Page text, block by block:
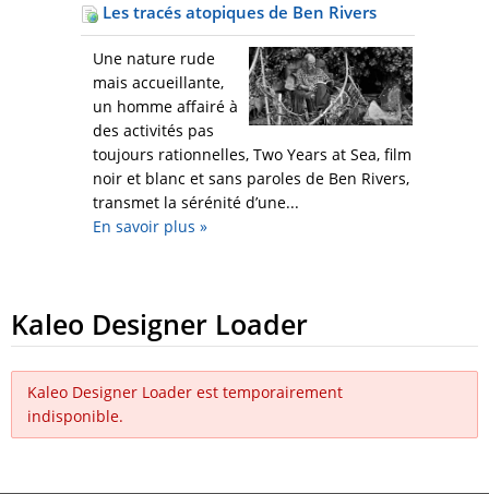
Les tracés atopiques de Ben Rivers
Une nature rude
mais accueillante,
un homme affairé à
des activités pas
toujours rationnelles, Two Years at Sea, film
noir et blanc et sans paroles de Ben Rivers,
transmet la sérénité d’une...
En savoir plus »
Kaleo Designer Loader
Kaleo Designer Loader est temporairement
indisponible.